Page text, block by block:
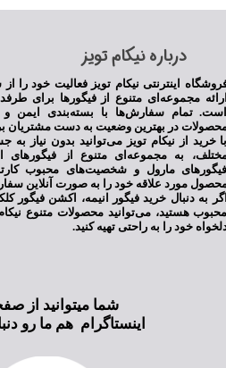
​درباره نیکام تویز
مجموعه‌ای متنوع از فیگورها برای
تمام سفارش‌ها با بسته‌بندی ایمن
در بهترین وضعیت به دست مشتریان
خرید از نیکام تویز می‌توانید بدون نیاز
به مجموعه‌ای متنوع از فیگورهای
مارول و شخصیت‌های محبوب
مورد علاقه خود را به صورت آنلاین
به دنبال خرید فیگور انیمه، اکشن
هستید، می‌توانید محصولات متنوع
خود را به راحتی تهیه کنید.
شما میتوانید از
اینستاگرام هم ما رو